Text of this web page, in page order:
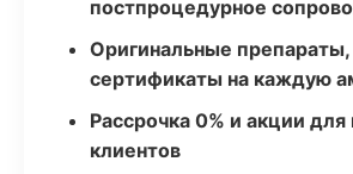
постпроцедурное
Оригинальные препараты,
сертификаты на каждую
Рассрочка 0% и акции
клиентов